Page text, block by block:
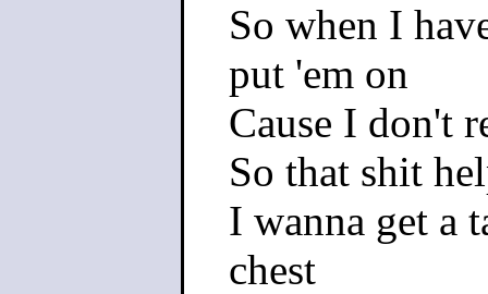
So when I
put 'em on
Cause I don't
So that shit
I wanna get a
chest